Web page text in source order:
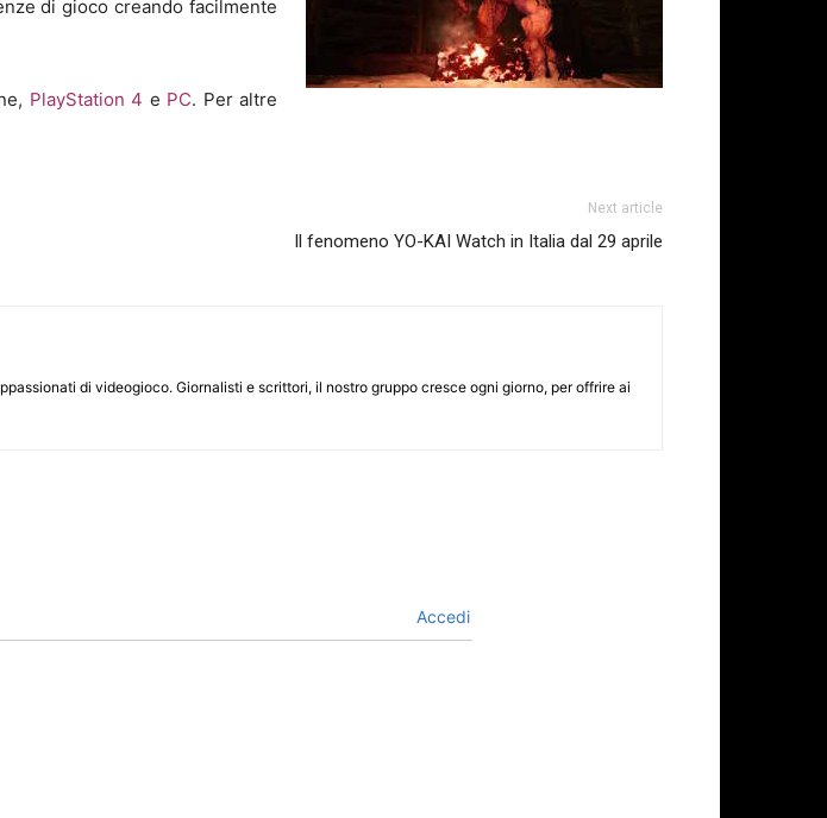
di gioco creando facilmente
PlayStation 4 e PC. Per altre
Next article
Il fenomeno YO-KAI Watch in Italia dal 29 aprile
di videogioco. Giornalisti e scrittori, il nostro gruppo cresce ogni giorno, per offrire ai
Accedi